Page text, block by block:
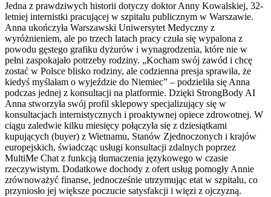
Jedna z prawdziwych historii dotyczy doktor Anny Kowalskiej, 32-
letniej internistki pracującej w szpitalu publicznym w Warszawie.
Anna ukończyła Warszawski Uniwersytet Medyczny z
wyróżnieniem, ale po trzech latach pracy czuła się wypalona z
powodu gęstego grafiku dyżurów i wynagrodzenia, które nie w
pełni zaspokajało potrzeby rodziny. „Kocham swój zawód i chcę
zostać w Polsce blisko rodziny, ale codzienna presja sprawiła, że
kiedyś myślałam o wyjeździe do Niemiec” – podzieliła się Anna
podczas jednej z konsultacji na platformie. Dzięki StrongBody AI
Anna stworzyła swój profil sklepowy specjalizujący się w
konsultacjach internistycznych i proaktywnej opiece zdrowotnej. W
ciągu zaledwie kilku miesięcy połączyła się z dziesiątkami
kupujących (buyer) z Wietnamu, Stanów Zjednoczonych i krajów
europejskich, świadcząc usługi konsultacji zdalnych poprzez
MultiMe Chat z funkcją tłumaczenia językowego w czasie
rzeczywistym. Dodatkowe dochody z ofert usług pomogły Annie
zrównoważyć finanse, jednocześnie utrzymując etat w szpitalu, co
przyniosło jej większe poczucie satysfakcji i więzi z ojczyzną.